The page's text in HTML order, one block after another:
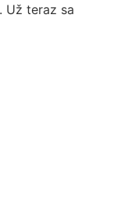
Už teraz sa